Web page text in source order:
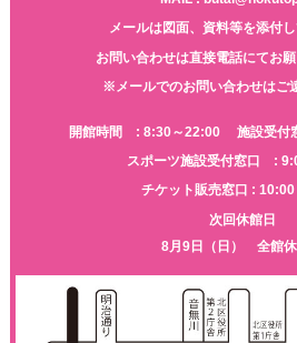
メールは図面、資料等を添付し
お問い合わせは直接電話にてお願
※メールでのお問い合わせはご
開館時間 : 8:30～22:00
施設受
スポーツ施設受付窓口 :
チケット販売窓口 :
次回休館日
8月9日（日） 全館休